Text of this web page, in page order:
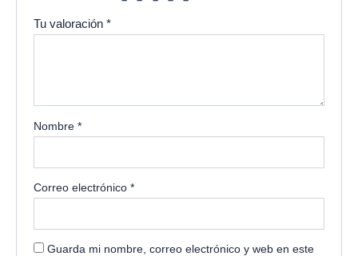
Tu valoración*
Nombre*
Correo electrónico*
Guarda mi nombre, correo electrónico y web en este